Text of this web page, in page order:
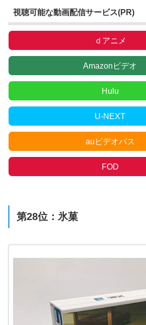
視聴可能な動画配信サービス(PR)
ｄアニメ
Amazonビデオ
Hulu
U-NEXT
auビデオパス
FOD
第28位：氷菓